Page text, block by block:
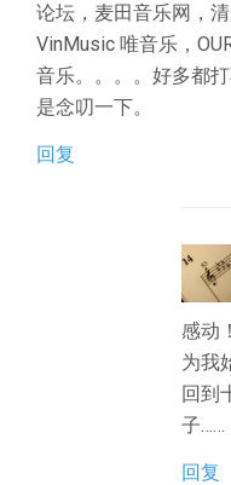
论坛，麦田音乐网，
VinMusic 唯音乐，
音乐。。。。好多都
是念叨一下。
回复
感动
为我
回到
子……
回复